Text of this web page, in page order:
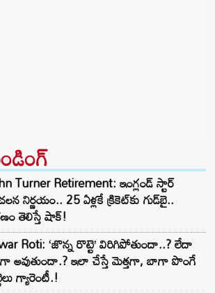
Turner Retirement: ఇంగ్లండ్ స్టార్
నిర్ణయం.. 25 ఏళ్లకే క్రికెట్‌కు గుడ్‌బై..
తెలిస్తే షాక్!
Roti: ‘జొన్న రొట్టె’ విరిగిపోతుందా..? లేదా
అవుతుందా.? ఇలా చేస్తే మెత్తగా, బాగా పొంగే
గ్యారెంటీ.!